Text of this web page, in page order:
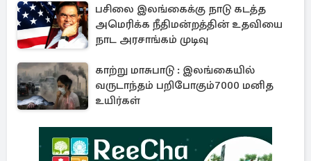
பசிலை இலங்கைக்கு நாடு கடத்த
அமெரிக்க நீதிமன்றத்தின் உதவியை
நாட அரசாங்கம் முடிவு
காற்று மாசுபாடு : இலங்கையில்
வருடாந்தம் பறிபோகும்7000 மனித
உயிர்கள்